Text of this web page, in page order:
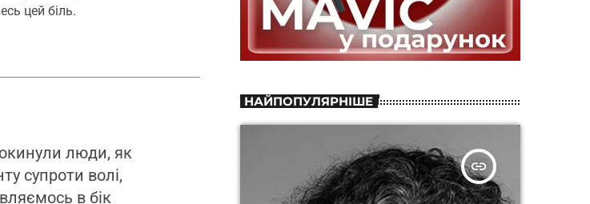
цей біль.
люди, як
супроти волі,
в бік
НАЙПОПУЛЯРНІШЕ
insert_link